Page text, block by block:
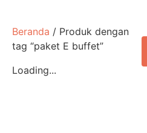
Beranda / Produk dengan
tag “paket E buffet”
Loading...